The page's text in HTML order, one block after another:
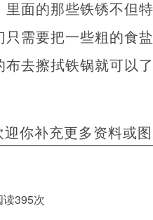
面的那些铁锈不但
需要把一些粗的食
去擦拭铁锅就可以
你补充更多资料或
395次